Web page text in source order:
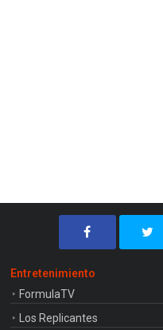
Entretenimiento
FormulaTV
Los Replicantes